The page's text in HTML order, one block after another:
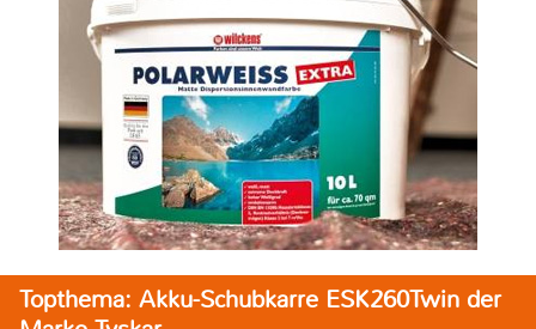
Topthema: Akku-Schubkarre ESK260Twin der